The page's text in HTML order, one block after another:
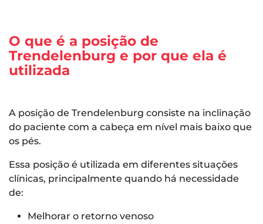
O que é a posição de
Trendelenburg e por que ela é
utilizada
A posição de Trendelenburg consiste na inclinação
do paciente com a cabeça em nível mais baixo que
os pés.
Essa posição é utilizada em diferentes situações
clínicas, principalmente quando há necessidade
de:
Melhorar o retorno venoso